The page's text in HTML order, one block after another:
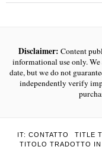
Disclaimer: Content
informational use only.
date, but we do not
independently verify
IT: CONTATTO
TITLE
TITOLO TRADOTTO